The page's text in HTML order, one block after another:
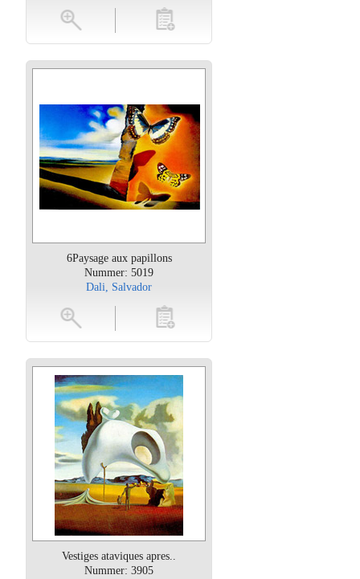
toevoegen
6Paysage aux papillons
Nummer: 5019
Dali, Salvador
toevoegen
Vestiges ataviques apres..
Nummer: 3905